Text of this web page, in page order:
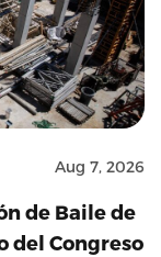
Aug 7, 2026
de Baile de
del Congreso